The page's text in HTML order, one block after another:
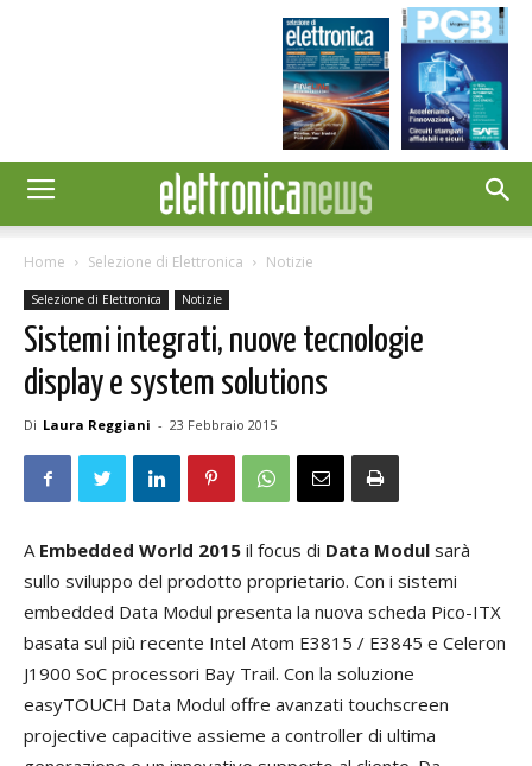
Home Selezione di Elettronica Notizie
Selezione di Elettronica Notizie
Sistemi integrati, nuove tecnologie
display e system solutions
Di Laura Reggiani - 23 Febbraio 2015
A Embedded World 2015 il focus di Data Modul sarà
sullo sviluppo del prodotto proprietario. Con i sistemi
embedded Data Modul presenta la nuova scheda Pico-ITX
basata sul più recente Intel Atom E3815 / E3845 e Celeron
J1900 SoC processori Bay Trail. Con la soluzione
easyTOUCH Data Modul offre avanzati touchscreen
projective capacitive assieme a controller di ultima